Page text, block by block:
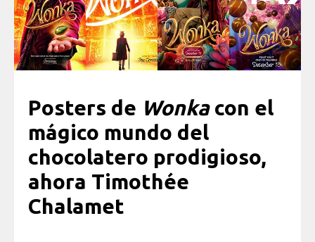
Posters de Wonkacon el
mágico mundo del
chocolatero prodigioso,
ahora Timothée
Chalamet